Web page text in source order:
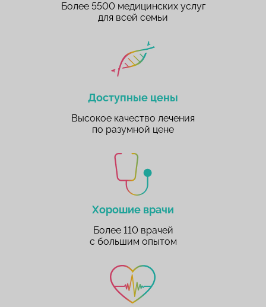
Более 5500 медицинских услуг
для всей семьи
Доступные цены
Высокое качество лечения
по разумной цене
Хорошие врачи
Более 110 врачей
с большим опытом